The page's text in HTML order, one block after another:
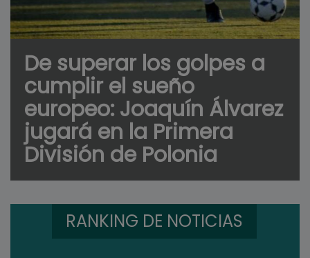
De superar los golpes a
cumplir el sueño
europeo: Joaquín Álvarez
jugará en la Primera
División de Polonia
RANKING DE NOTICIAS